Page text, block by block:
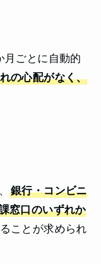
月ごとに自動的
の心配がなく、
銀行・コンビニ
窓口のいずれか
ことが求められ